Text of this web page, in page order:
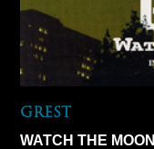
GREST
WATCH THE MOON